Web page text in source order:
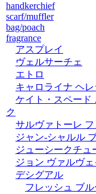
handkerchief
scarf/muffler
bag/poach
fragrance
アスプレイ
ヴェルサーチェ
エトロ
キャロライナ ヘレ
ケイト・スペード
ク
サルヴァトーレ
ジャン-シャルル
ジューシークチュ
ジョン ヴァルヴェ
デシグアル
フレッシュ ブル